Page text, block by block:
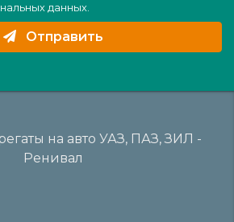
данных
Отправить